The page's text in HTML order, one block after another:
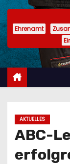
n
Ehrenamt
AKTUELLES
ABC-